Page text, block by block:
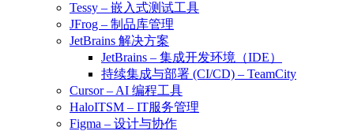
Tessy – 嵌入式测试工具
JFrog – 制品库管理
JetBrains 解决方案
JetBrains – 集成开发环境（IDE）
持续集成与部署 (CI/CD) – TeamCity
Cursor – AI 编程工具
HaloITSM – IT服务管理
Figma – 设计与协作